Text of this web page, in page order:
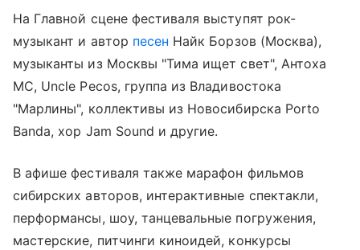
На Главной сцене фестиваля выступят рок-
музыкант и автор песен Найк Борзов (Москва),
музыканты из Москвы "Тима ищет свет", Антоха
МС, Uncle Pecos, группа из Владивостока
"Марлины", коллективы из Новосибирска Porto
Banda, хор Jam Sound и другие.
В афише фестиваля также марафон фильмов
сибирских авторов, интерактивные спектакли,
перформансы, шоу, танцевальные погружения,
мастерские, питчинги киноидей, конкурсы